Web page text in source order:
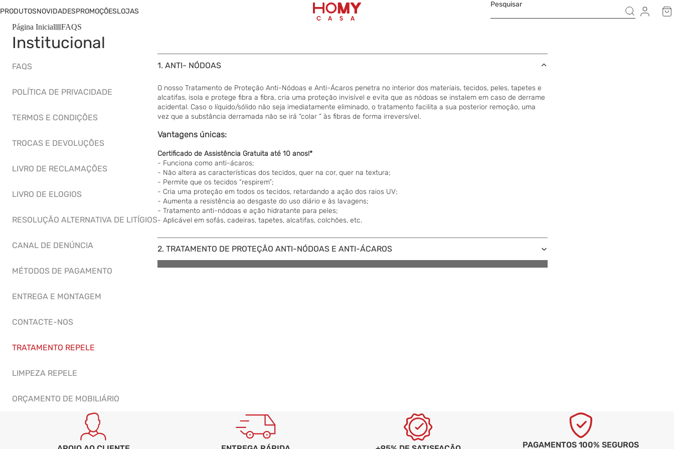
PRODUTOSNOVIDADESPROMOÇÕESLOJAS
Pesquisar
Página Inicial FAQS
Institucional
FAQS
POLÍTICA DE PRIVACIDADE
TERMOS E CONDIÇÕES
TROCAS E DEVOLUÇÕES
LIVRO DE RECLAMAÇÕES
LIVRO DE ELOGIOS
RESOLUÇÃO ALTERNATIVA DE LITÍGIOS
CANAL DE DENÚNCIA
MÉTODOS DE PAGAMENTO
ENTREGA E MONTAGEM
CONTACTE-NOS
TRATAMENTO REPELE
LIMPEZA REPELE
ORÇAMENTO DE MOBILIÁRIO
1. ANTI- NÓDOAS
O nosso Tratamento de Proteção Anti-Nódoas e Anti-Ácaros penetra no interior dos materiais, tecidos, peles, tapetes e
alcatifas, isola e protege fibra a fibra, cria uma proteção invisível e evita que as nódoas se instalem em caso de derrame
acidental. Caso o líquido/sólido não seja imediatamente eliminado, o tratamento facilita a sua posterior remoção, uma
vez que a substância derramada não se irá “colar ” às fibras de forma irreversível.
Vantagens únicas:
Certificado de Assistência Gratuita até 10 anos!*
- Funciona como anti-ácaros;
- Não altera as características dos tecidos, quer na cor, quer na textura;
- Permite que os tecidos “respirem”;
- Cria uma proteção em todos os tecidos, retardando a ação dos raios UV;
- Aumenta a resistência ao desgaste do uso diário e às lavagens;
- Tratamento anti-nódoas e ação hidratante para peles;
- Aplicável em sofás, cadeiras, tapetes, alcatifas, colchões, etc.
2. TRATAMENTO DE PROTEÇÃO ANTI-NÓDOAS E ANTI-ÁCAROS
PAGAMENTOS 100% SEGUROS